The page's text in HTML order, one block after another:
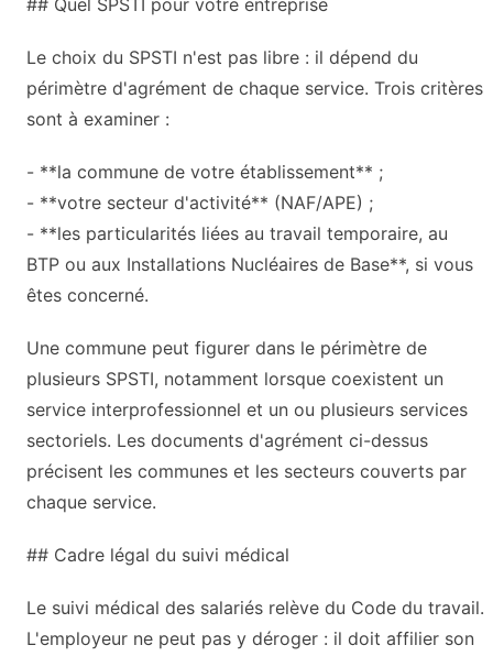
Le choix du SPSTI n'est pas libre : il dépend du
périmètre d'agrément de chaque service. Trois critères
sont à examiner :
- **la commune de votre établissement** ;
- **votre secteur d'activité** (NAF/APE) ;
- **les particularités liées au travail temporaire, au
BTP ou aux Installations Nucléaires de Base**, si vous
êtes concerné.
Une commune peut figurer dans le périmètre de
plusieurs SPSTI, notamment lorsque coexistent un
service interprofessionnel et un ou plusieurs services
sectoriels. Les documents d'agrément ci-dessus
précisent les communes et les secteurs couverts par
chaque service.
## Cadre légal du suivi médical
Le suivi médical des salariés relève du Code du travail.
L'employeur ne peut pas y déroger : il doit affilier son